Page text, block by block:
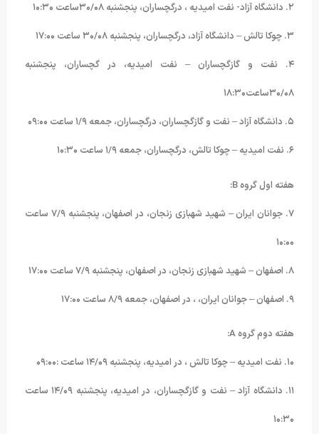
۲. دانشگاه آزاد- نفت امیدیه ، درگچساران، پنجشنبه ۳۰/۰۸ساعت ۱۰:۳۰
۳. چوکا تالش – دانشگاه آزاد، درگچساران، پنجشنبه ۳۰/۰۸ ساعت ۱۷:۰۰
۴. نفت و گازگچساران – نفت امیدیه، در گچساران، پنجشنبه
۳۰/۰۸ساعت۱۸:۳۰
۵. دانشگاه آزاد – نفت و گازگچساران، درگچساران، جمعه ۱/۹ ساعت ۰۹:۰۰
۶. نفت امیدیه – چوکا تالش، درگچساران، جمعه ۱/۹ ساعت ۱۰:۳۰
هفته اول گروه B:
۷. جوانان ایران – شهید شهبازی زنجان، در اصفهان، پنجشنبه ۷/۹ ساعت
۱۰:۰۰
۸. اصفهان – شهید شهبازی زنجان، در اصفهان، پنجشنبه ۷/۹ ساعت ۱۷:۰۰
۹. اصفهان – جوانان ایران، ، در اصفهان، جمعه ۸/۹ ساعت ۱۷:۰۰
هفته دوم گروه A:
۱۰. نفت امیدیه – چوکا تالش ، در امیدیه، پنجشنبه ۱۴/۰۹ ساعت :۰۹:۰۰
۱۱. دانشگاه آزاد – نفت و گازگچساران، در امیدیه، پنجشنبه ۱۴/۰۹ ساعت
۱۰:۳۰